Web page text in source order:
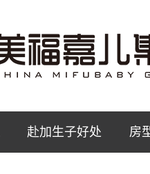
赴加生子好处 房